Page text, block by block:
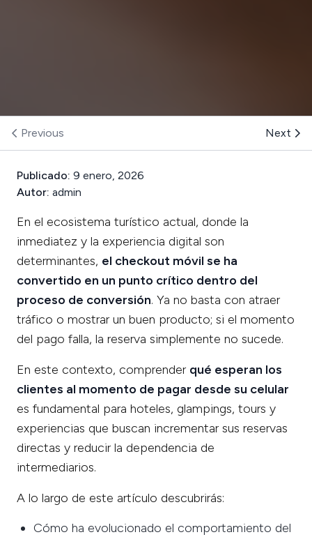
Previous Next
Publicado: 9 enero, 2026
Autor: admin
En el ecosistema turístico actual, donde la
inmediatez y la experiencia digital son
determinantes, el checkout móvil se ha
convertido en un punto crítico dentro del
proceso de conversión. Ya no basta con atraer
tráfico o mostrar un buen producto; si el momento
del pago falla, la reserva simplemente no sucede.
En este contexto, comprender qué esperan los
clientes al momento de pagar desde su celular
es fundamental para hoteles, glampings, tours y
experiencias que buscan incrementar sus reservas
directas y reducir la dependencia de
intermediarios.
A lo largo de este artículo descubrirás:
Cómo ha evolucionado el comportamiento del